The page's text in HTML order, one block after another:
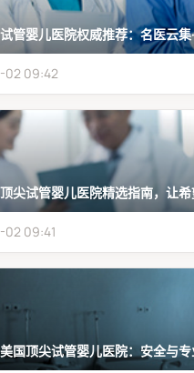
管婴儿医院权威推荐：名医云集
09:42
尖试管婴儿医院精选指南，让
09:41
国顶尖试管婴儿医院：安全与